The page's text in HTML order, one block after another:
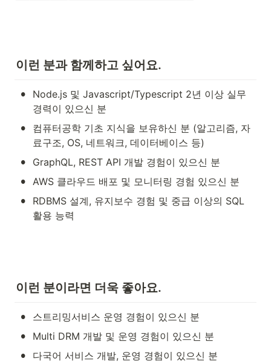
이런 분과 함께하고 싶어요.
•
Node.js 및 Javascript/Typescript 2년 이상 실무
경력이 있으신 분
•
컴퓨터공학 기초 지식을 보유하신 분 (알고리즘, 자
료구조, OS, 네트워크, 데이터베이스 등)
• GraphQL, REST API 개발 경험이 있으신 분
• AWS 클라우드 배포 및 모니터링 경험 있으신 분
•
RDBMS 설계, 유지보수 경험 및 중급 이상의 SQL
활용 능력
이런 분이라면 더욱 좋아요.
• 스트리밍서비스 운영 경험이 있으신 분
• Multi DRM 개발 및 운영 경험이 있으신 분
• 다국어 서비스 개발, 운영 경험이 있으신 분